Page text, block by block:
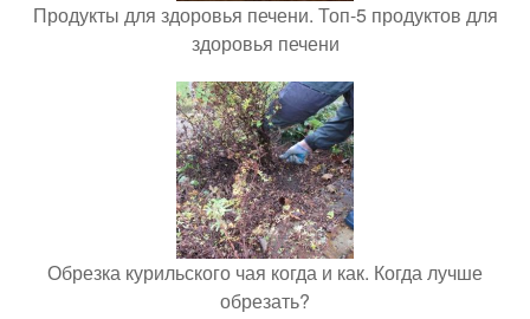
Продукты для здоровья печени. Топ-5 продуктов для
здоровья печени
Обрезка курильского чая когда и как. Когда лучше
обрезать?